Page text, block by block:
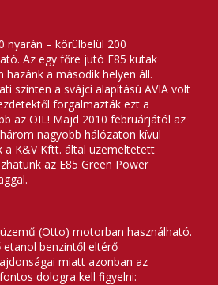
nyarán – körülbelül 200
Az egy főre jutó E85 kutak
hazánk a második helyen áll.
szinten a svájci alapítású AVIA volt
forgalmazták ezt a
az OIL! Majd 2010 februárjától az
nagyobb hálózaton kívül
a K&V Kftt. által üzemeltetett
az E85 Green Power
(Otto) motorban használható.
benzintől eltérő
miatt azonban az
dologra kell figyelni: